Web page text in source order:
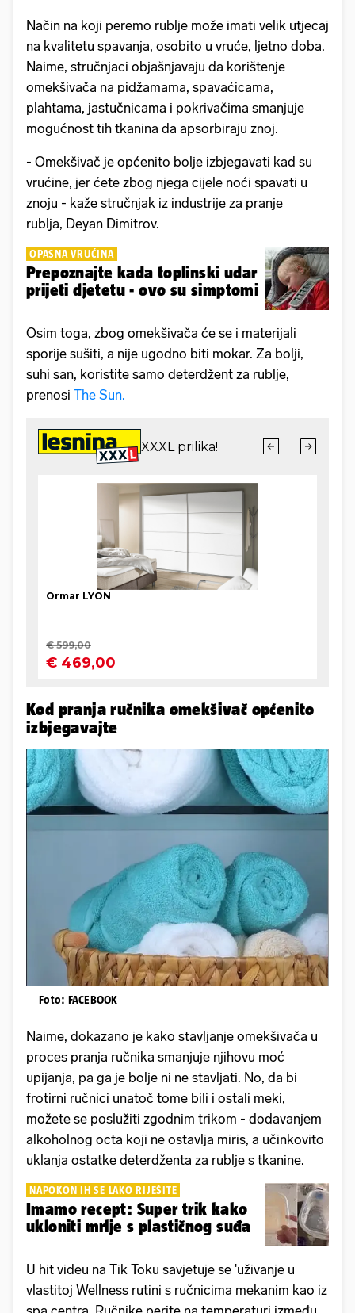
Način na koji peremo rublje može imati velik utjecaj
na kvalitetu spavanja, osobito u vruće, ljetno doba.
Naime, stručnjaci objašnjavaju da korištenje
omekšivača na pidžamama, spavaćicama,
plahtama, jastučnicama i pokrivačima smanjuje
mogućnost tih tkanina da apsorbiraju znoj.
- Omekšivač je općenito bolje izbjegavati kad su
vrućine, jer ćete zbog njega cijele noći spavati u
znoju - kaže stručnjak iz industrije za pranje
rublja, Deyan Dimitrov.
OPASNA VRUĆINA
Prepoznajte kada toplinski udar
prijeti djetetu - ovo su simptomi
Osim toga, zbog omekšivača će se i materijali
sporije sušiti, a nije ugodno biti mokar. Za bolji,
suhi san, koristite samo deterdžent za rublje,
prenosi The Sun.
Kod pranja ručnika omekšivač općenito
izbjegavajte
Foto: FACEBOOK
Naime, dokazano je kako stavljanje omekšivača u
proces pranja ručnika smanjuje njihovu moć
upijanja, pa ga je bolje ni ne stavljati. No, da bi
frotirni ručnici unatoč tome bili i ostali meki,
možete se poslužiti zgodnim trikom - dodavanjem
alkoholnog octa koji ne ostavlja miris, a učinkovito
uklanja ostatke deterdženta za rublje s tkanine.
NAPOKON IH SE LAKO RIJEŠITE
Imamo recept: Super trik kako
ukloniti mrlje s plastičnog suđa
U hit videu na Tik Toku savjetuje se 'uživanje u
vlastitoj Wellness rutini s ručnicima mekanim kao iz